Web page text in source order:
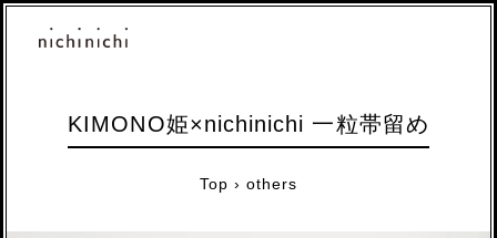
KIMONO姫×nichinichi 一粒帯留め
Top › others